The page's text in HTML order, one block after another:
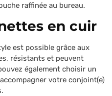
raffinée au bureau.
en cuir
est possible grâce aux
résistants et peuvent
également choisir un
votre conjoint(e)